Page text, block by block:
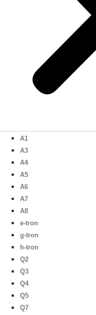
A1
A3
A4
A5
A6
A7
A8
e-tron
g-tron
h-tron
Q2
Q3
Q4
Q5
Q7